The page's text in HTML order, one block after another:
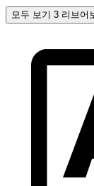
모두 보기 3 리브어